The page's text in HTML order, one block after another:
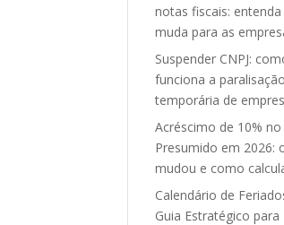
notas fiscais:
muda para as
Suspender CNPJ:
funciona a paralisação
temporária de
Acréscimo de 10%
Presumido em 2026:
mudou e como
Calendário de
Guia Estratégico para